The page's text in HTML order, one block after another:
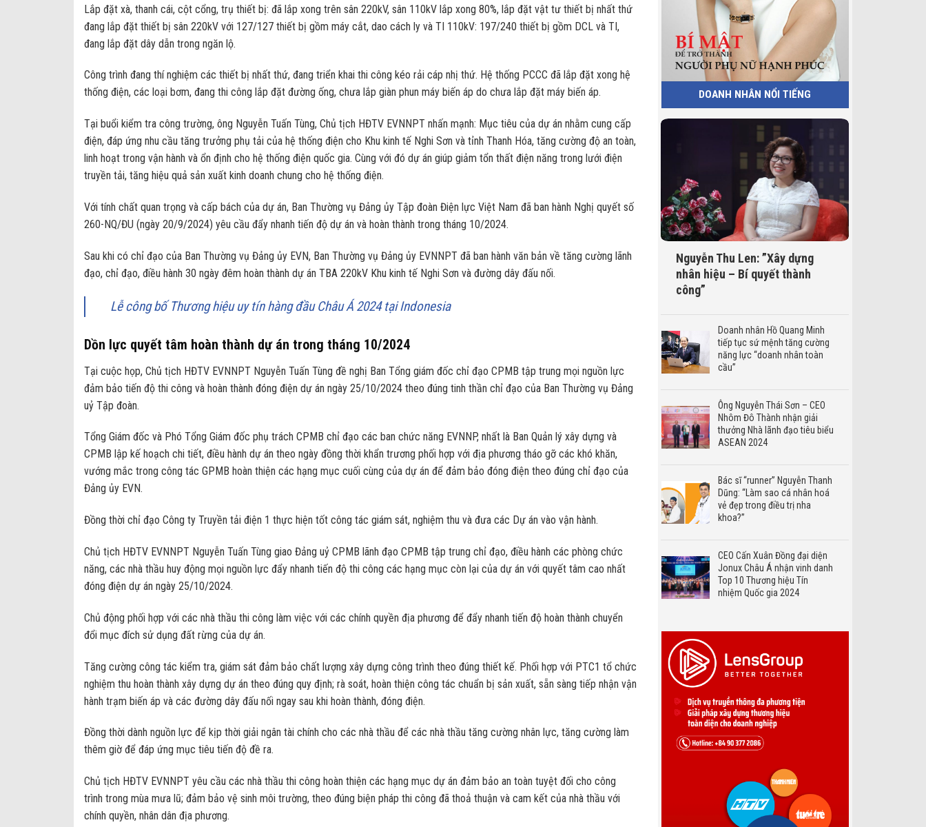
Lắp đặt xà, thanh cái, cột cổng, trụ thiết bị: đã lắp xong trên sân 220kV, sân 110kV lắp xong 80%, lắp đặt vật tư thiết bị nhất thứ
đang lắp đặt thiết bị sân 220kV với 127/127 thiết bị gồm máy cắt, dao cách ly và TI 110kV: 197/240 thiết bị gồm DCL và TI,
đang lắp đặt dây dẫn trong ngăn lộ.
Công trình đang thí nghiệm các thiết bị nhất thứ, đang triển khai thi công kéo rải cáp nhị thứ. Hệ thống PCCC đã lắp đặt xong hệ
thống điện, các loại bơm, đang thi công lắp đặt đường ống, chưa lắp giàn phun máy biến áp do chưa lắp đặt máy biến áp.
Tại buổi kiểm tra công trường, ông Nguyễn Tuấn Tùng, Chủ tịch HĐTV EVNNPT nhấn mạnh: Mục tiêu của dự án nhằm cung cấp
điện, đáp ứng nhu cầu tăng trưởng phụ tải của hệ thống điện cho Khu kinh tế Nghi Sơn và tỉnh Thanh Hóa, tăng cường độ an toàn,
linh hoạt trong vận hành và ổn định cho hệ thống điện quốc gia. Cùng với đó dự án giúp giảm tổn thất điện năng trong lưới điện
truyền tải, tăng hiệu quả sản xuất kinh doanh chung cho hệ thống điện.
Với tính chất quan trọng và cấp bách của dự án, Ban Thường vụ Đảng ủy Tập đoàn Điện lực Việt Nam đã ban hành Nghị quyết số
260-NQ/ĐU (ngày 20/9/2024) yêu cầu đẩy nhanh tiến độ dự án và hoàn thành trong tháng 10/2024.
Sau khi có chỉ đạo của Ban Thường vụ Đảng ủy EVN, Ban Thường vụ Đảng ủy EVNNPT đã ban hành văn bản về tăng cường lãnh
đạo, chỉ đạo, điều hành 30 ngày đêm hoàn thành dự án TBA 220kV Khu kinh tế Nghi Sơn và đường dây đấu nối.
Lễ công bố Thương hiệu uy tín hàng đầu Châu Á 2024 tại Indonesia
Dồn lực quyết tâm hoàn thành dự án trong tháng 10/2024
Tại cuộc họp, Chủ tịch HĐTV EVNNPT Nguyễn Tuấn Tùng đề nghị Ban Tổng giám đốc chỉ đạo CPMB tập trung mọi nguồn lực
đảm bảo tiến độ thi công và hoàn thành đóng điện dự án ngày 25/10/2024 theo đúng tinh thần chỉ đạo của Ban Thường vụ Đảng
uỷ Tập đoàn.
Tổng Giám đốc và Phó Tổng Giám đốc phụ trách CPMB chỉ đạo các ban chức năng EVNNP, nhất là Ban Quản lý xây dựng và
CPMB lập kế hoạch chi tiết, điều hành dự án theo ngày đồng thời khẩn trương phối hợp với địa phương tháo gỡ các khó khăn,
vướng mắc trong công tác GPMB hoàn thiện các hạng mục cuối cùng của dự án để đảm bảo đóng điện theo đúng chỉ đạo của
Đảng ủy EVN.
Đồng thời chỉ đạo Công ty Truyền tải điện 1 thực hiện tốt công tác giám sát, nghiệm thu và đưa các Dự án vào vận hành.
Chủ tịch HĐTV EVNNPT Nguyễn Tuấn Tùng giao Đảng uỷ CPMB lãnh đạo CPMB tập trung chỉ đạo, điều hành các phòng chức
năng, các nhà thầu huy động mọi nguồn lực đẩy nhanh tiến độ thi công các hạng mục còn lại của dự án với quyết tâm cao nhất
đóng điện dự án ngày 25/10/2024.
Chủ động phối hợp với các nhà thầu thi công làm việc với các chính quyền địa phương để đẩy nhanh tiến độ hoàn thành chuyển
đổi mục đích sử dụng đất rừng của dự án.
Tăng cường công tác kiểm tra, giám sát đảm bảo chất lượng xây dựng công trình theo đúng thiết kế. Phối hợp với PTC1 tổ chức
nghiệm thu hoàn thành xây dựng dự án theo đúng quy định; rà soát, hoàn thiện công tác chuẩn bị sản xuất, sẵn sàng tiếp nhận vận
hành trạm biến áp và các đường dây đấu nối ngay sau khi hoàn thành, đóng điện.
Đồng thời dành nguồn lực để kịp thời giải ngân tài chính cho các nhà thầu để các nhà thầu tăng cường nhân lực, tăng cường làm
thêm giờ để đáp ứng mục tiêu tiến độ đề ra.
Chủ tịch HĐTV EVNNPT yêu cầu các nhà thầu thi công hoàn thiện các hạng mục dự án đảm bảo an toàn tuyệt đối cho công
trình trong mùa mưa lũ; đảm bảo vệ sinh môi trường, theo đúng biện pháp thi công đã thoả thuận và cam kết của nhà thầu với
chính quyền, nhân dân địa phương.
DOANH NHÂN NỔI TIẾNG
Nguyễn Thu Len: ”Xây dựng
nhân hiệu – Bí quyết thành
công”
Doanh nhân Hồ Quang Minh
tiếp tục sứ mệnh tăng cường
năng lực “doanh nhân toàn
cầu”
Ông Nguyễn Thái Sơn – CEO
Nhôm Đô Thành nhận giải
thưởng Nhà lãnh đạo tiêu biểu
ASEAN 2024
Bác sĩ “runner” Nguyễn Thanh
Dũng: “Làm sao cá nhân hoá
vẻ đẹp trong điều trị nha
khoa?”
CEO Cấn Xuân Đồng đại diện
Jonux Châu Á nhận vinh danh
Top 10 Thương hiệu Tín
nhiệm Quốc gia 2024